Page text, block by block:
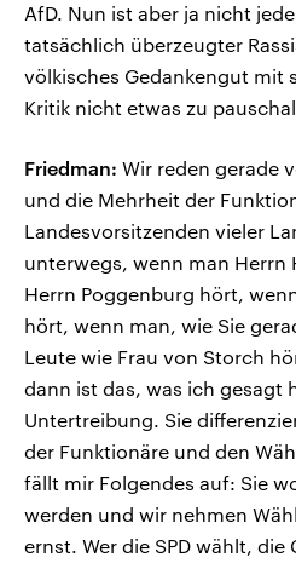
AfD. Nun ist aber ja nicht
tatsächlich überzeugter
völkisches Gedankengut mit
Kritik nicht etwas zu
Friedman: Wir reden gerade
und die Mehrheit der
Landesvorsitzenden vieler
unterwegs, wenn man Herrn
Herrn Poggenburg hört,
hört, wenn man, wie Sie
Leute wie Frau von Storch
dann ist das, was ich gesagt
Untertreibung. Sie
der Funktionäre und den
fällt mir Folgendes auf: Sie
werden und wir nehmen
ernst. Wer die SPD wählt, die